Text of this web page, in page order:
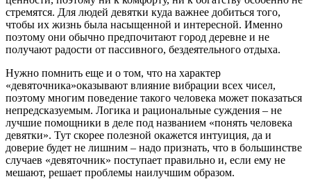
стремятся. Для людей девятки куда важнее добиться того,
чтобы их жизнь была насыщенной и интересной. Именно
поэтому они обычно предпочитают город деревне и не
получают радости от пассивного, бездеятельного отдыха.
Нужно помнить еще и о том, что на характер
«девяточника»оказывают влияние вибрации всех чисел,
поэтому многим поведение такого человека может показаться
непредсказуемым. Логика и рациональные суждения – не
лучшие помощники в деле под названием «понять человека
девятки». Тут скорее полезной окажется интуиция, да и
доверие будет не лишним – надо признать, что в большинстве
случаев «девяточник» поступает правильно и, если ему не
мешают, решает проблемы наилучшим образом.